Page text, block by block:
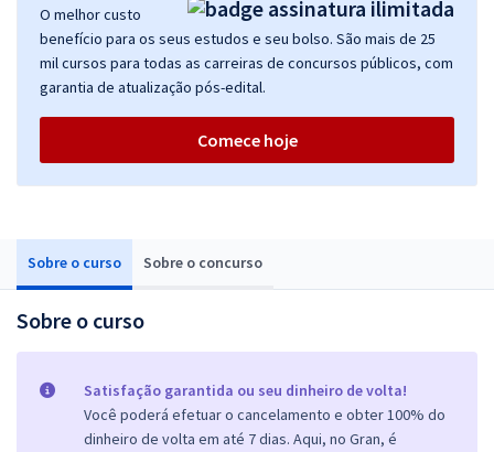
Sobre o curso Sobre o concurso
Sobre o curso
Satisfação garantida ou seu dinheiro de volta!
Você poderá efetuar o cancelamento e obter 100% do
dinheiro de volta em até 7 dias. Aqui, no Gran, é
O melhor custo
benefício para os seus estudos e seu bolso. São mais de 25
mil cursos para todas as carreiras de concursos públicos, com
garantia de atualização pós-edital.
Comece hoje